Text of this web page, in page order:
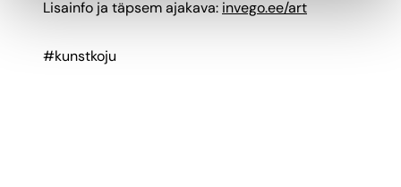
Lisainfo ja täpsem ajakava: invego.ee/art
#kunstkoju